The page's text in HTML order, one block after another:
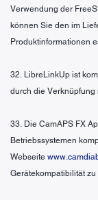
Verwendung der
können Sie den im
Produktinformationen
32. LibreLinkUp ist
durch die Verknüpfung
33. Die CamAPS FX
Betriebssystemen
Webseite
Gerätekompatibilität zu